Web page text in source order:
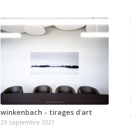
winkenbach - tirages d'art
29 septembre 2021